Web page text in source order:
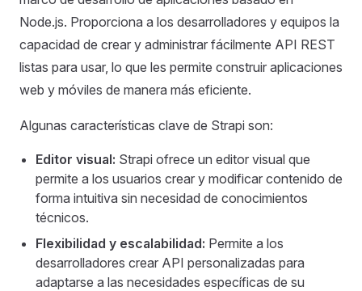
Node.js. Proporciona a los desarrolladores y equipos la
capacidad de crear y administrar fácilmente API REST
listas para usar, lo que les permite construir aplicaciones
web y móviles de manera más eficiente.
Algunas características clave de Strapi son:
Editor visual: Strapi ofrece un editor visual que
permite a los usuarios crear y modificar contenido de
forma intuitiva sin necesidad de conocimientos
técnicos.
Flexibilidad y escalabilidad: Permite a los
desarrolladores crear API personalizadas para
adaptarse a las necesidades específicas de su